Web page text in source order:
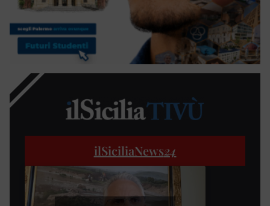
ilSiciliaNews24